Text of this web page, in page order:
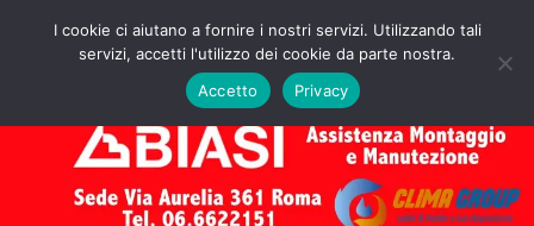
Assistenza
Caldaie
Biasi
Preventivo!
MENU
I cookie ci aiutano a fornire i nostri servizi. Utilizzando tali
servizi, accetti l'utilizzo dei cookie da parte nostra.
Accetto
Privacy